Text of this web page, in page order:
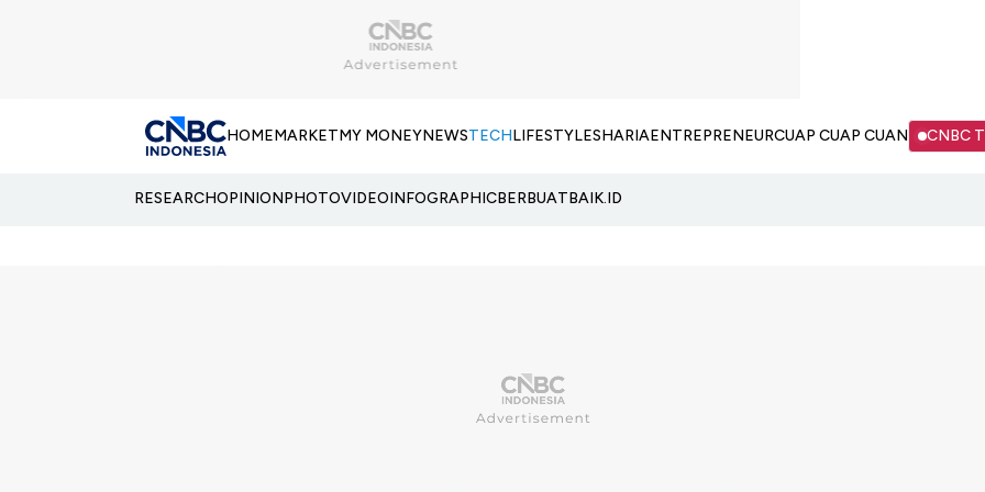
HOMEMARKETMY MONEYNEWSTECHLIFESTYLESHARIAENTREPRENEURCUAP CUAP CUAN CNBC
RESEARCHOPINIONPHOTOVIDEOINFOGRAPHICBERBUATBAIK.ID